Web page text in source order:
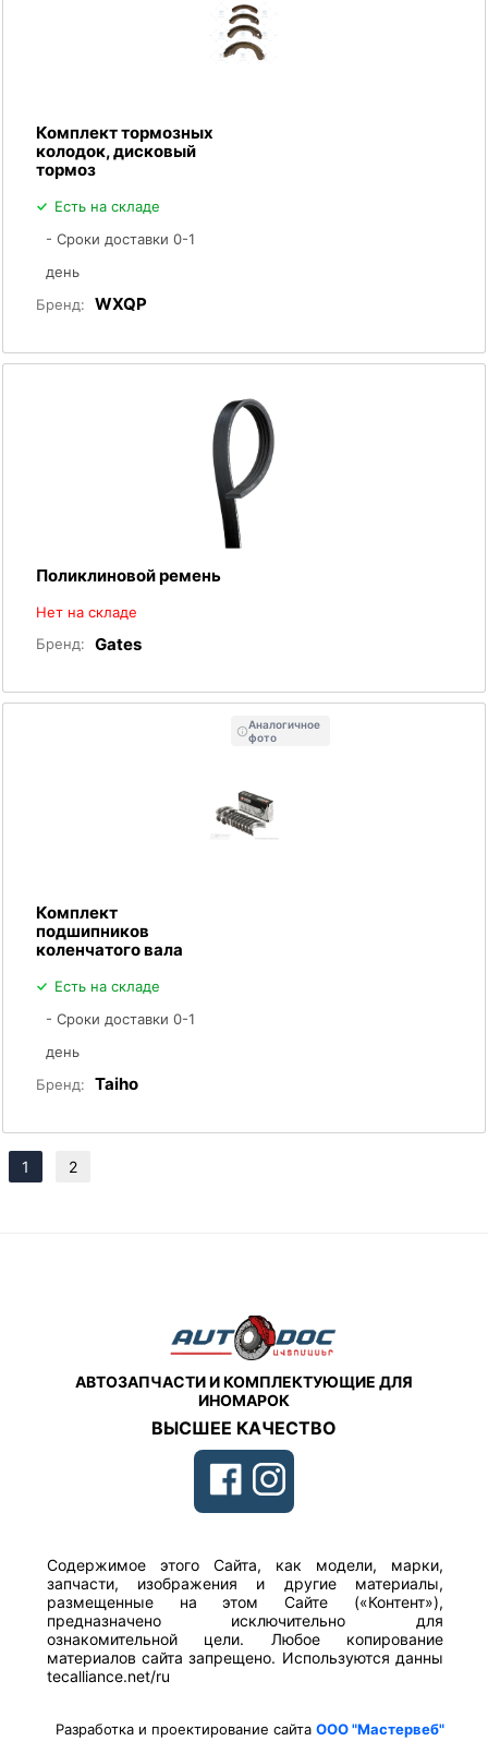
Комплект тормозных
колодок, дисковый
тормоз
Есть на складе
- Сроки доставки 0-1
день
Бренд:
WXQP
Поликлиновой ремень
Нет на складе
Бренд:
Gates
Аналогичное
фото
Комплект
подшипников
коленчатого вала
Есть на складе
- Сроки доставки 0-1
день
Бренд:
Taiho
1 2
АВТОЗАПЧАСТИ И КОМПЛЕКТУЮЩИЕ ДЛЯ
ИНОМАРОК
ВЫСШЕЕ КАЧЕСТВО
Содержимое этого Сайта, как модели, марки,
запчасти, изображения и другие материалы,
размещенные на этом Сайте («Контент»),
предназначено исключительно для
ознакомительной цели. Любое копирование
материалов сайта запрещено. Используются данны
tecalliance.net/ru
Разработка и проектирование сайтаООО "Мастервеб"